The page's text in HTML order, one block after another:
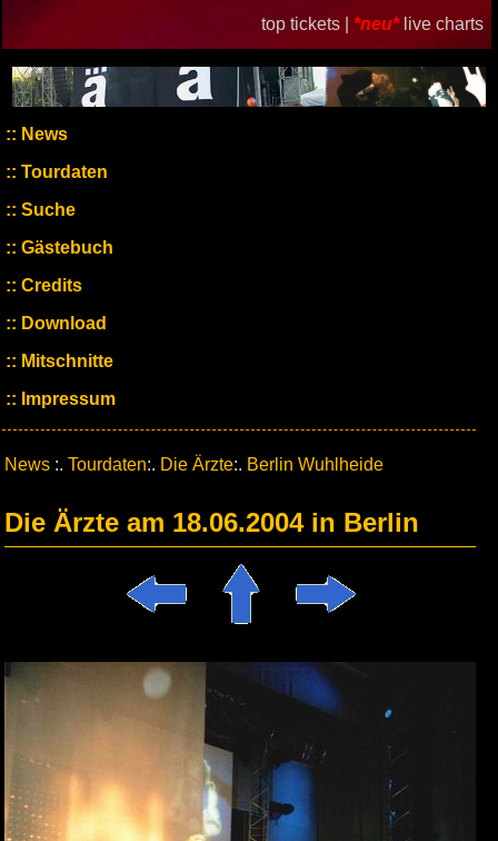
top tickets | *neu* live charts
News
Tourdaten
Suche
Gästebuch
Credits
Download
Mitschnitte
Impressum
News :. Tourdaten:. Die Ärzte:. Berlin Wuhlheide
Die Ärzte am 18.06.2004 in Berlin